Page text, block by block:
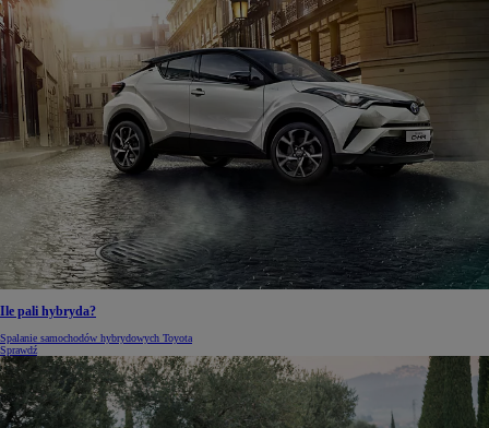
Ile pali hybryda?
Spalanie samochodów hybrydowych Toyota
Sprawdź